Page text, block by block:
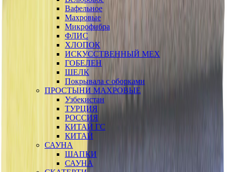
Вафельное
Махровые
Микрофибра
ФЛИС
ХЛОПОК
ИСКУССТВЕННЫЙ МЕХ
ГОБЕЛЕН
ШЕЛК
Покрывала с оборками
ПРОСТЫНИ МАХРОВЫЕ
Узбекистан
ТУРЦИЯ
РОССИЯ
КИТАЙ ГС
КИТАЙ
САУНА
ШАПКИ
САУНА